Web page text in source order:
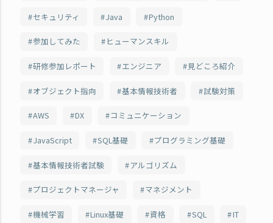
セキュリティ Java Python
参加してみた ヒューマンスキル
研修参加レポート エンジニア 見どころ紹介
オブジェクト指向 基本情報技術者 試験対策
AWS DX コミュニケーション
JavaScript SQL基礎 プログラミング基礎
基本情報技術者試験 アルゴリズム
プロジェクトマネージャ マネジメント
機械学習 Linux基礎 資格 SQL IT